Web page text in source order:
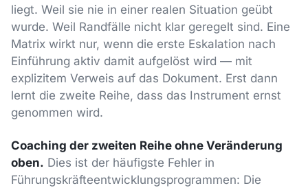
liegt. Weil sie nie in einer realen Situation geübt
wurde. Weil Randfälle nicht klar geregelt sind. Eine
Matrix wirkt nur, wenn die erste Eskalation nach
Einführung aktiv damit aufgelöst wird — mit
explizitem Verweis auf das Dokument. Erst dann
lernt die zweite Reihe, dass das Instrument ernst
genommen wird.
Coaching der zweiten Reihe ohne Veränderung
oben. Dies ist der häufigste Fehler in
Führungskräfteentwicklungsprogrammen: Die